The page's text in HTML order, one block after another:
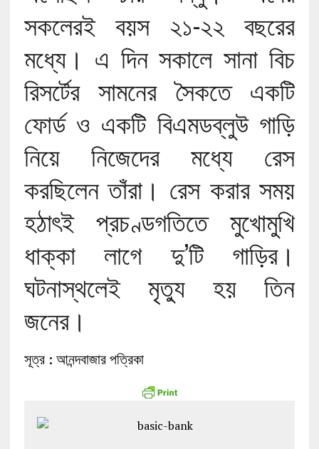
সকলেরই বয়স ২১-২২ বছরের
মধ্যে। এ দিন সকালে সানা বিচ
রিসর্টের সামনের সৈকতে একটি
ফোর্ড ও একটি বিএমডব্লুউ গাড়ি
নিয়ে নিজেদের মধ্যে রেস
করছিলেন তাঁরা। রেস করার সময়
হঠাৎই প্রচণ্ডগতিতে মুখোমুখি
ধাক্কা লাগে দু’টি গাড়ির।
ঘটনাস্থলেই মৃত্যু হয় তিন
জনের।
সূত্র : আনন্দবাজার পত্রিকা